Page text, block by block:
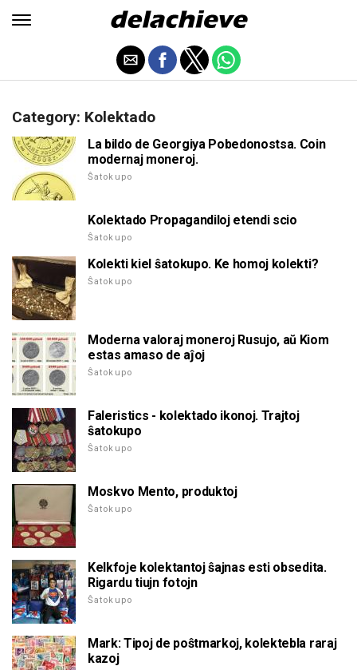
Category: Kolektado
La bildo de Georgiya Pobedonostsa. Coin
modernaj moneroj.
Ŝatokupo
Kolektado Propagandiloj etendi scio
Ŝatokupo
Kolekti kiel ŝatokupo. Ke homoj kolekti?
Ŝatokupo
Moderna valoraj moneroj Rusujo, aŭ Kiom
estas amaso de aĵoj
Ŝatokupo
Faleristics - kolektado ikonoj. Trajtoj
ŝatokupo
Ŝatokupo
Moskvo Mento, produktoj
Ŝatokupo
Kelkfoje kolektantoj ŝajnas esti obsedita.
Rigardu tiujn fotojn
Ŝatokupo
Mark: Tipoj de poŝtmarkoj, kolektebla raraj
kazoj